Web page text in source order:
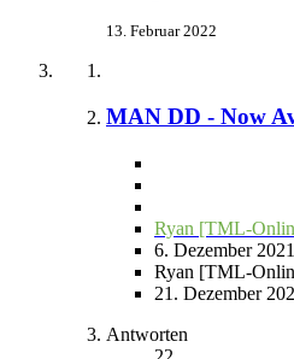
13. Februar 2022
MAN DD - Now
Ryan [TML-
6. Dezember 2021
Ryan [TML-
21. Dezember
Antworten